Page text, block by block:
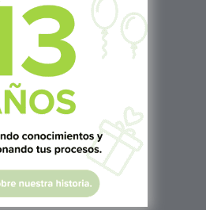
Nte, #3206, Local 9, San
1402
7687 3923
- 5:00pm